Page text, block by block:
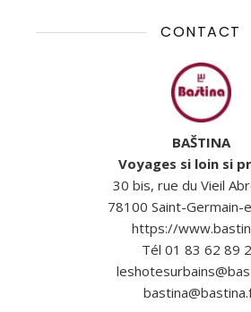
CONTACT
BAŠTINA
Voyages si loin si
30 bis, rue du Vieil
78100 Saint-Germain-
https://
Tél 01 83 62 89